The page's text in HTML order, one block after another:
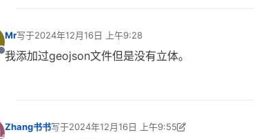
离线
Mr写于2024年12月16日 上午9:28
最后由 编辑
我添加过geojson文件但是没有立体。
Zhang书书写于2024年12月16日 上午9:55
最后由 Zhang书书 编辑2024年12月17日 上午10:27